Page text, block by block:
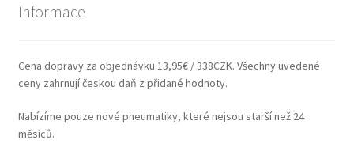
Informace
Cena dopravy za objednávku 13,95€ / 338CZK. Všechny uvedené
ceny zahrnují českou daň z přidané hodnoty.
Nabízíme pouze nové pneumatiky, které nejsou starší než 24
měsíců.